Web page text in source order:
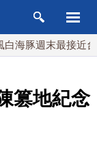
週末最接近台灣 最
篡地紀念